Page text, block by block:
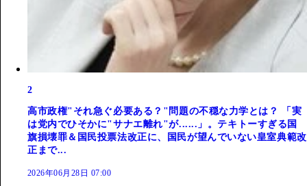
2
高市政権"それ急ぐ必要ある？"問題の不穏な力学とは？ 「実
は党内でひそかに"サナエ離れ"が......」。テキトーすぎる国
旗損壊罪＆国民投票法改正に、国民が望んでいない皇室典範改
正まで...
2026年06月28日 07:00